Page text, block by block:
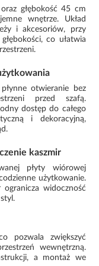
głębokość 45 cm
wnętrze. Układ
i akcesoriów, przy
co ułatwia
otwieranie bez
przed szafą.
dostęp do całego
i dekoracyjną,
kaszmir
płyty wiórowej
użytkowanie.
widoczność
pozwala zwiększyć
wewnętrzną.
a montaż we